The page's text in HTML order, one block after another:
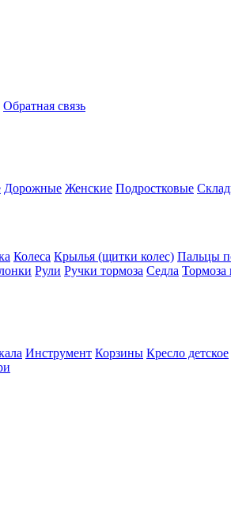
Обратная связь
Дорожные Женские Подростковые
Колеса Крылья (щитки колес) Пальцы
Рули Ручки тормоза Седла Тормоза
Инструмент Корзины Кресло детское